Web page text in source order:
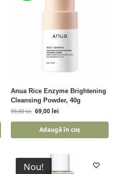
Anua Rice Enzyme Brightening
Cleansing Powder, 40g
99,00lei 69,00 lei
Adaugă în coș
Nou!